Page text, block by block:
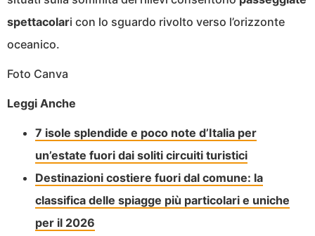
spettacolari con lo sguardo rivolto verso l’orizzonte
oceanico.
Foto Canva
Leggi Anche
7 isole splendide e poco note d’Italia per
un’estate fuori dai soliti circuiti turistici
Destinazioni costiere fuori dal comune: la
classifica delle spiagge più particolari e uniche
per il 2026